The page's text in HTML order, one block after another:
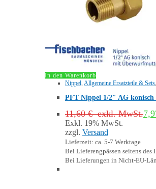
In den Warenkorb
Nippel, Allgemeine Ersatzteile & Sets,
PFT Nippel 1/2″ AG
11,60€ exkl. MwSt.
Exkl. 19% MwSt.
zzgl. Versand
Lieferzeit: ca. 5-7 Werktage
Bei Lieferengpässen seitens
Bei Lieferungen in Nicht-EU-